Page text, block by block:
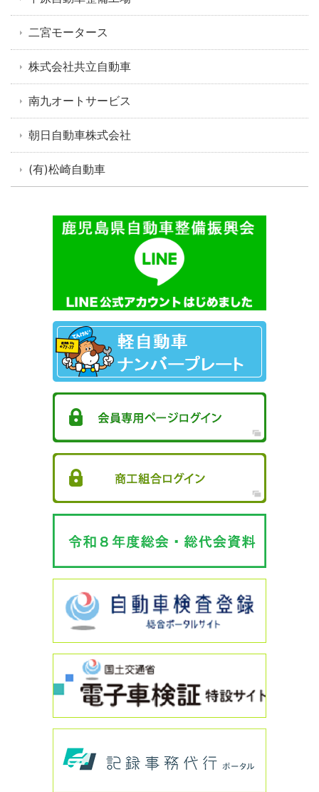
二宮モータース
株式会社共立自動車
南九オートサービス
朝日自動車株式会社
(有)松崎自動車